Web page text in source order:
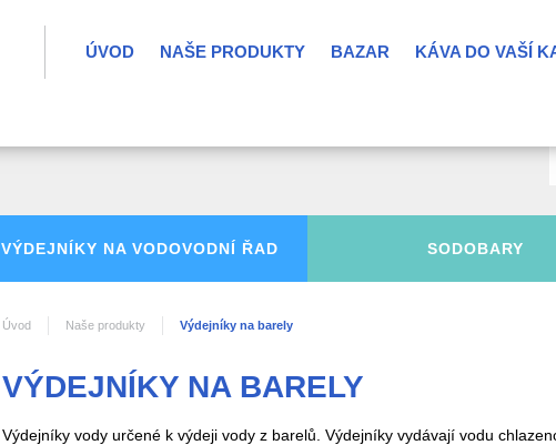
ÚVOD NAŠE PRODUKTY BAZAR KÁVA DO VAŠÍ
VÝDEJNÍKY NAVODOVODNÍ ŘAD SODOBARY
Úvod Naše produkty Výdejníky na barely
VÝDEJNÍKY NA BARELY
Výdejníky vody určené k výdeji vody z barelů. Výdejníky vydávají vodu